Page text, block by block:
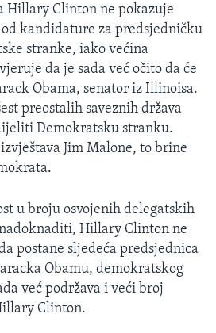
Hillary Clinton ne pokazuje
kandidature za predsjedničku
stranke, iako većina
da je sada već očito da će
Obama, senator iz Illinoisa.
preostalih saveznih država
Demokratsku stranku.
Jim Malone, to brine
u broju osvojenih delegatskih
Hillary Clinton ne
postane sljedeća predsjednica
Obamu, demokratskog
već podržava i veći broj
Clinton.